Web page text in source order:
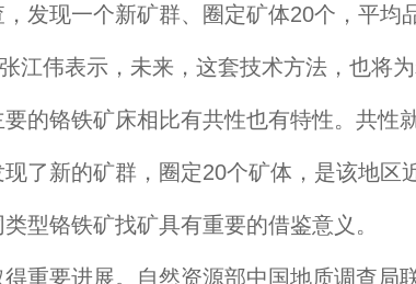
现一个新矿群、圈定矿体20个，平均
江伟表示，未来，这套技术方法，也将
铬铁矿床相比有共性也有特性。共性
了新的矿群，圈定20个矿体，是该地
型铬铁矿找矿具有重要的借鉴意义。
要进展。自然资源部中国地质调查局